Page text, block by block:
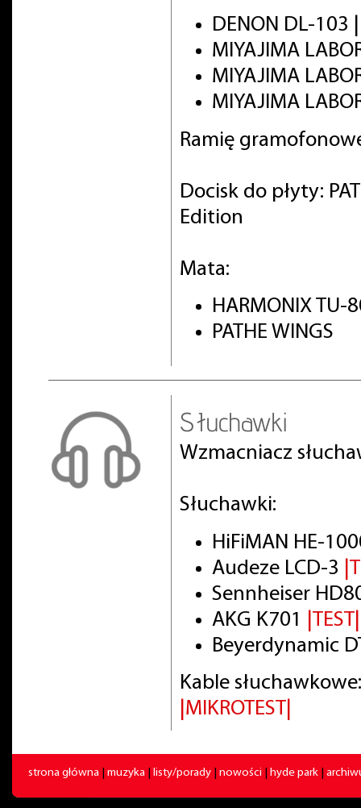
DENON DL-103
MIYAJIMA
MIYAJIMA
MIYAJIMA
Ramię
Docisk do płyty:
Edition
Mata:
HARMONIX TU-
PATHE WINGS
Słuchawki
Wzmacniacz
Słuchawki:
HiFiMAN HE-
Audeze LCD-3
Sennheiser
AKG K701
|TEST|
Beyerdynamic
Kable
|MIKROTEST|
strona główna muzyka listy/porady nowości hyde park